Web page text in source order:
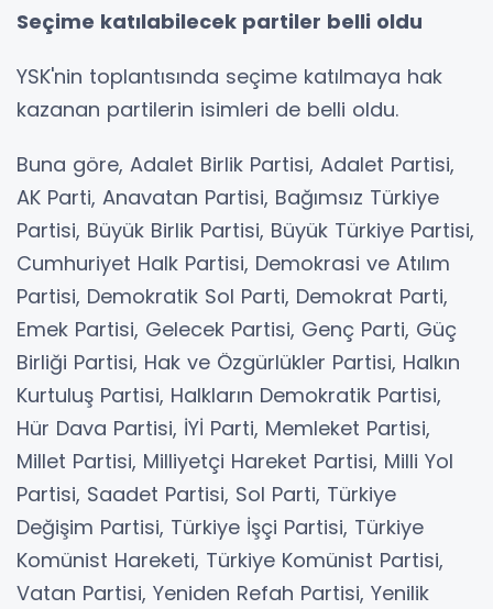
Seçime katılabilecek partiler belli oldu
YSK'nin toplantısında seçime katılmaya hak
kazanan partilerin isimleri de belli oldu.
Buna göre, Adalet Birlik Partisi, Adalet Partisi,
AK Parti, Anavatan Partisi, Bağımsız Türkiye
Partisi, Büyük Birlik Partisi, Büyük Türkiye Partisi,
Cumhuriyet Halk Partisi, Demokrasi ve Atılım
Partisi, Demokratik Sol Parti, Demokrat Parti,
Emek Partisi, Gelecek Partisi, Genç Parti, Güç
Birliği Partisi, Hak ve Özgürlükler Partisi, Halkın
Kurtuluş Partisi, Halkların Demokratik Partisi,
Hür Dava Partisi, İYİ Parti, Memleket Partisi,
Millet Partisi, Milliyetçi Hareket Partisi, Milli Yol
Partisi, Saadet Partisi, Sol Parti, Türkiye
Değişim Partisi, Türkiye İşçi Partisi, Türkiye
Komünist Hareketi, Türkiye Komünist Partisi,
Vatan Partisi, Yeniden Refah Partisi, Yenilik